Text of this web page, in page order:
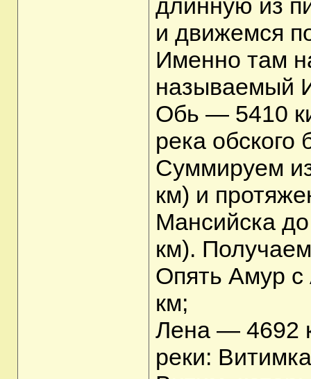
длинную из
и движемся
Именно там
называемый
Обь — 5410
река
Суммируем
км) и
Мансийска
км).
Опять Амур
км;
Лена — 4692
реки: